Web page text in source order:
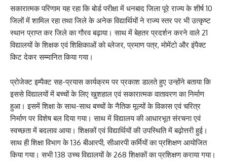
सकारात्मक परिणाम यह रहा कि बोर्ड परीक्षा में धनबाद जिला पूरे राज्य के शीर्ष 10
जिलों में शामिल रहा तथा जिले के अनेक विद्यार्थियों ने राज्य स्तर पर भी उत्कृष्ट
स्थान प्राप्त कर जिले का गौरव बढ़ाया। साथ में बेहतर प्रदर्शन करने वाले 21
विद्यालयों के शिक्षक एवं शिक्षिकाओं को ब्लेजर, प्रमाण पत्र, मोमेंटो और इंपैक्ट
किट देकर सम्मानित किया गया।
प्रोजेक्ट इम्पैक्ट सह-प्रयास कार्यक्रम पर प्रकाश डालते हुए उन्होंने बताया कि
इससे विद्यालयों में बच्चों के लिए खुशहाल एवं सकारात्मक वातावरण का निर्माण
हुआ। इसमें शिक्षा के साथ-साथ बच्चों के नैतिक मूल्यों के विकास एवं चरित्र
निर्माण पर विशेष बल दिया गया। साथ में विद्यालय की आधारभूत संरचना एवं
स्वच्छता में बदलाव आया। शिक्षकों एवं विद्यार्थियों की उपस्थिति में बढ़ोत्तरी हुई।
साथ ही शिक्षा विभाग के 136 बीआरपी, सीआरपी कर्मियों का प्रशिक्षण आयोजित
किया गया। सभी 138 उच्च विद्यालयों के 268 शिक्षकों का प्रशिक्षण कराया गया।